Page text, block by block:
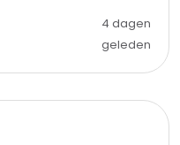
4 dagen
geleden